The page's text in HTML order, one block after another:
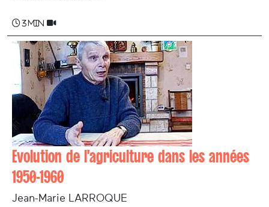
3 min
Evolution de l'agriculture dans les années
1950-1960
Jean-Marie LARROQUE